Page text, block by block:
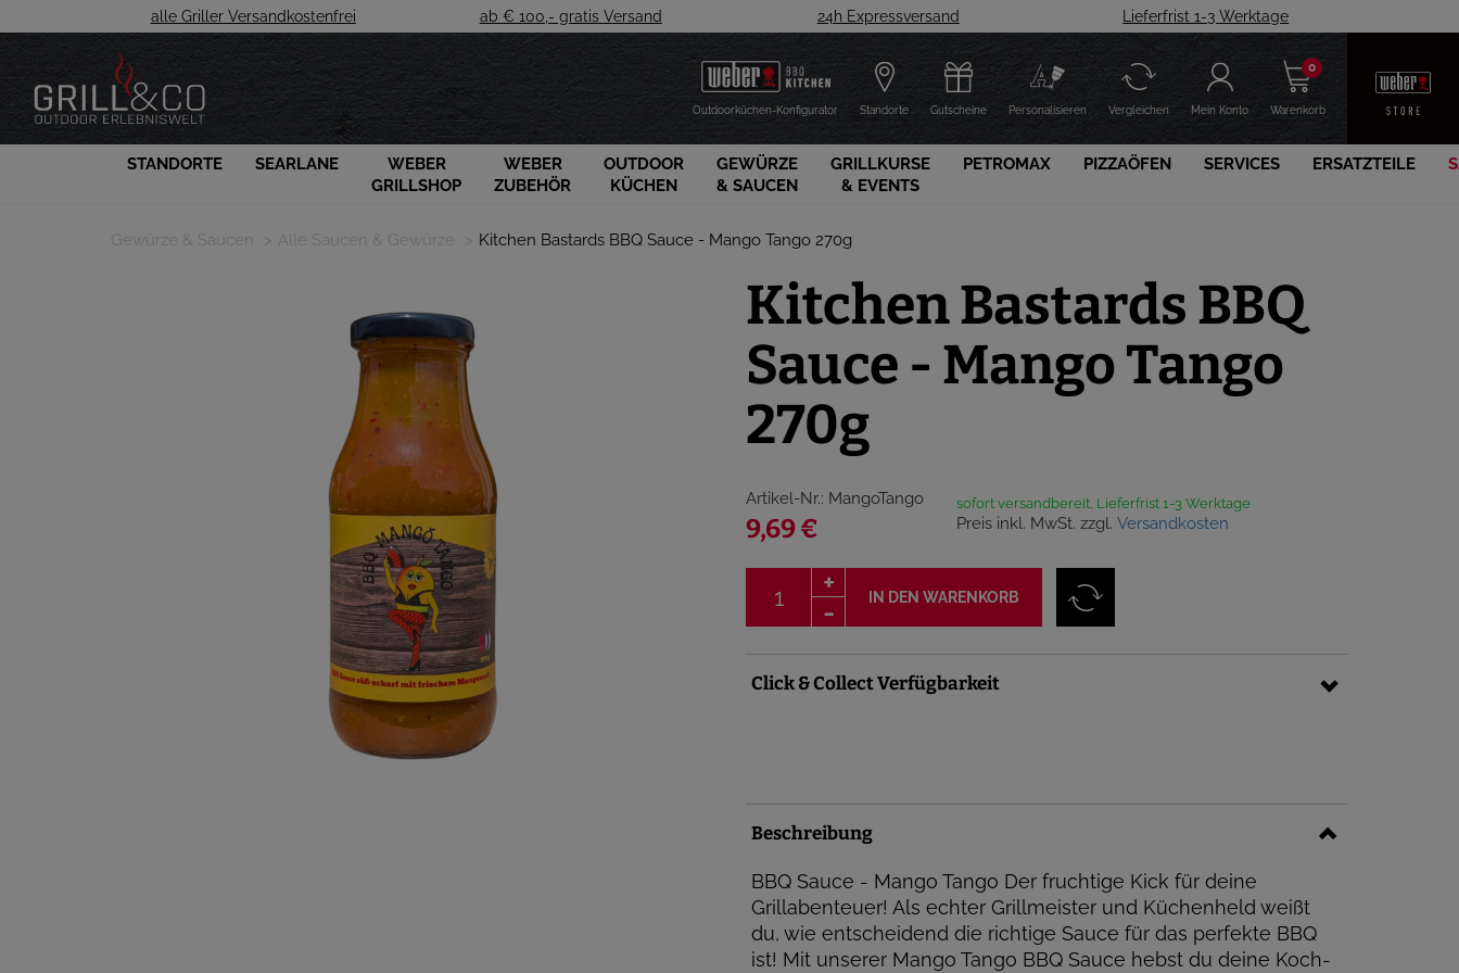
alle Griller Versandkostenfrei ab € 100,- gratis Versand 24h Expressversand Lieferfrist 1-3 Werktage
Outdoorküchen-Konfigurator Standorte Gutscheine Personalisieren Vergleichen Mein Konto Warenkorb
0
STANDORTE SEARLANE
WEBER
GRILLSHOP
WEBER
ZUBEHÖR
OUTDOOR
KÜCHEN
GEWÜRZE
& SAUCEN
GRILLKURSE
& EVENTS
PETROMAX PIZZAÖFEN SERVICES ERSATZTEILE
Gewürze & Saucen Alle Saucen & Gewürze Kitchen Bastards BBQ Sauce - Mango Tango 270g
Kitchen Bastards BBQ
Sauce - Mango Tango
270g
Artikel-Nr.: MangoTango
9,69 €
sofort versandbereit, Lieferfrist 1-3 Werktage
Preis inkl. MwSt. zzgl. Versandkosten
IN DEN WARENKORB
Click & Collect Verfügbarkeit
Beschreibung
BBQ Sauce - Mango Tango Der fruchtige Kick für deine
Grillabenteuer! Als echter Grillmeister und Küchenheld weißt
du, wie entscheidend die richtige Sauce für das perfekte BBQ
ist! Mit unserer Mango Tango BBQ Sauce hebst du deine Koch-